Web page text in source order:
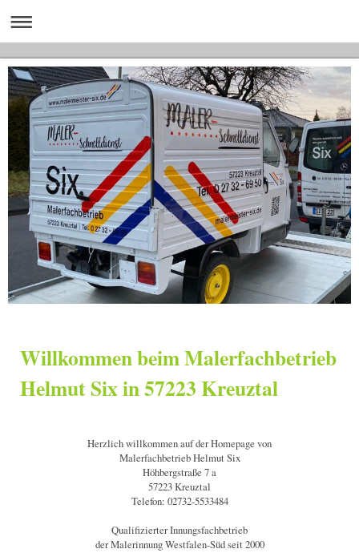
Willkommen beim Malerfachbetrieb
Helmut Six in 57223 Kreuztal
Herzlich willkommen auf der Homepage von
Malerfachbetrieb Helmut Six
Höhbergstraße 7 a
57223 Kreuztal
Telefon: 02732-5533484
Qualifizierter Innungsfachbetrieb
der Malerinnung Westfalen-Süd seit 2000